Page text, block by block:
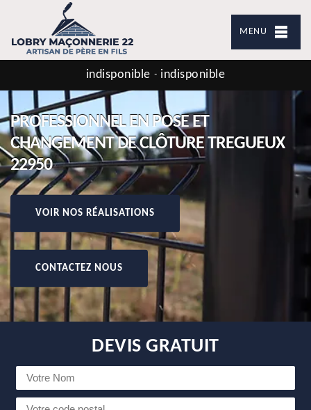
MENU
indisponible - indisponible
PROFESSIONNEL EN POSE ET
CHANGEMENT DE CLÔTURE TREGUEUX
22950
VOIR NOS RÉALISATIONS
CONTACTEZ NOUS
DEVIS GRATUIT